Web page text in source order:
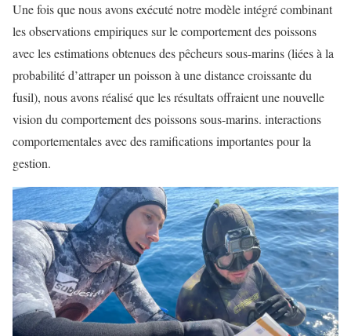
Une fois que nous avons exécuté notre modèle intégré combinant
les observations empiriques sur le comportement des poissons
avec les estimations obtenues des pêcheurs sous-marins (liées à la
probabilité d’attraper un poisson à une distance croissante du
fusil), nous avons réalisé que les résultats offraient une nouvelle
vision du comportement des poissons sous-marins. interactions
comportementales avec des ramifications importantes pour la
gestion.